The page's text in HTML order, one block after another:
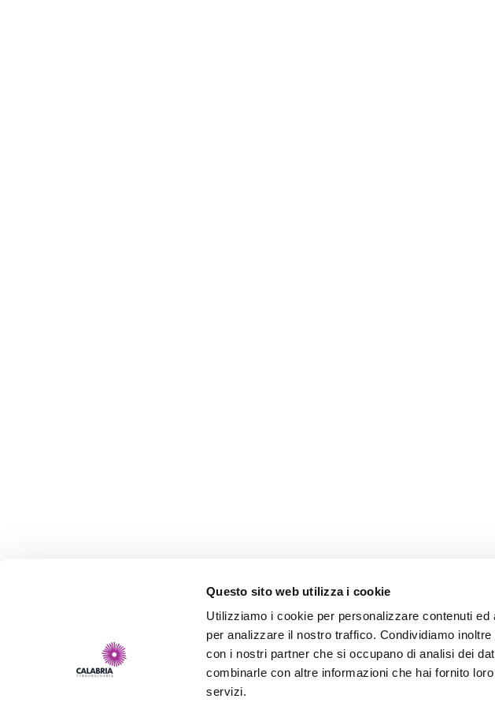
Questo sito web utilizza i cookie
Utilizziamo i cookie per personalizzare contenuti
per analizzare il nostro traffico. Condividiamo
con i nostri partner che si occupano di analisi dei
combinarle con altre informazioni che hai fornito
servizi.